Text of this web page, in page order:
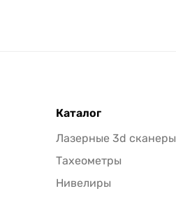
Каталог
Лазерные 3d сканеры
Тахеометры
Нивелиры